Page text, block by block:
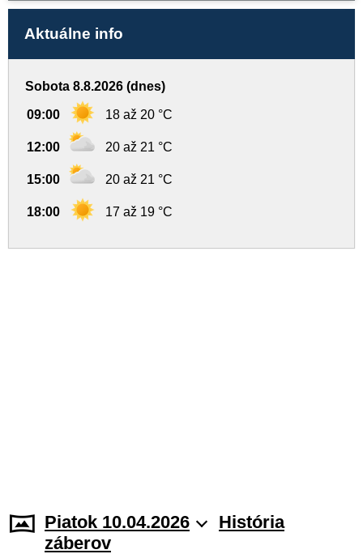
Aktuálne info
Sobota 8.8.2026 (dnes)
09:00 18 až 20 °C
12:00 20 až 21 °C
15:00 20 až 21 °C
18:00 17 až 19 °C
Piatok 10.04.2026
História
záberov